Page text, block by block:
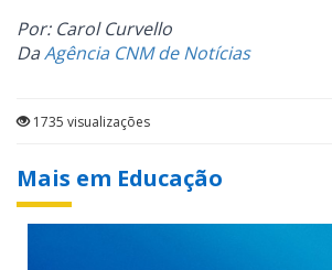
Por: Carol Curvello
DaAgência CNM de Notícias
1735 visualizações
Mais em Educação